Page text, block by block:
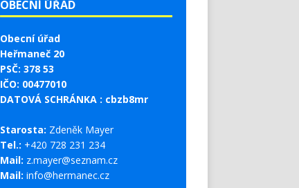
OBECNÍ ÚŘAD
Obecní úřad
Heřmaneč 20
PSČ: 378 53
IČO: 00477010
DATOVÁ SCHRÁNKA : cbzb8mr
Starosta: Zdeněk Mayer
Tel.: +420 728 231 234
Mail: z.mayer@seznam.cz
Mail: info@hermanec.cz